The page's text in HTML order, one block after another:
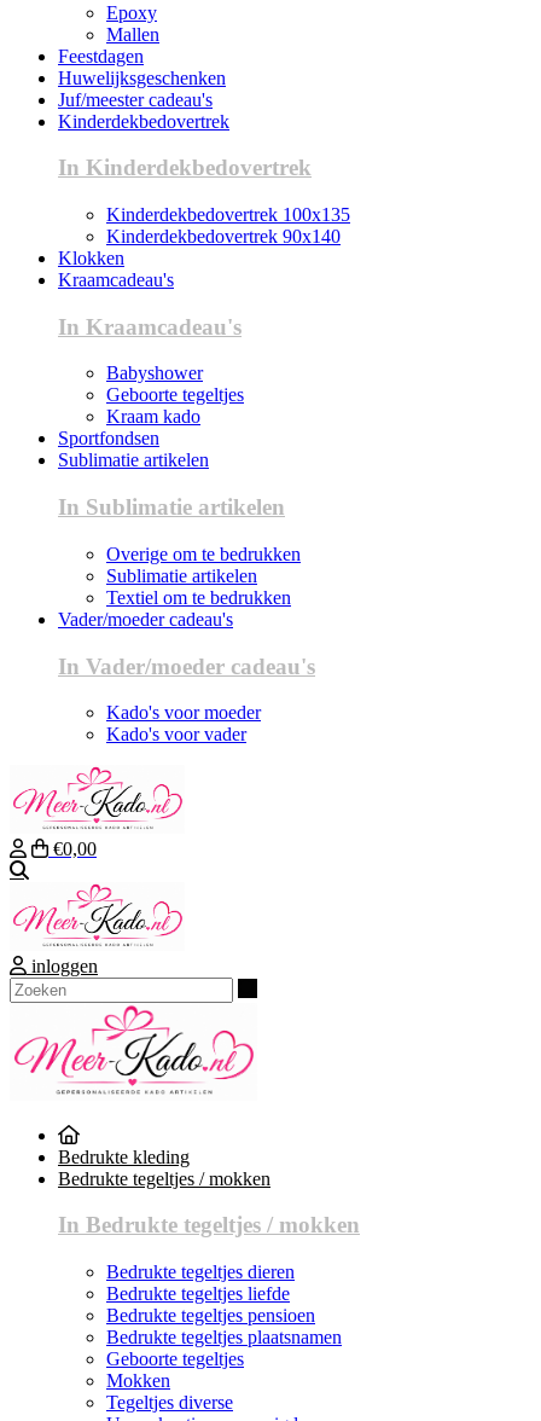
Epoxy
Mallen
Feestdagen
Huwelijksgeschenken
Juf/meester cadeau's
Kinderdekbedovertrek
In Kinderdekbedovertrek
Kinderdekbedovertrek 100x135
Kinderdekbedovertrek 90x140
Klokken
Kraamcadeau's
In Kraamcadeau's
Babyshower
Geboorte tegeltjes
Kraam kado
Sportfondsen
Sublimatie artikelen
In Sublimatie artikelen
Overige om te bedrukken
Sublimatie artikelen
Textiel om te bedrukken
Vader/moeder cadeau's
In Vader/moeder cadeau's
Kado's voor moeder
Kado's voor vader
€0,00
inloggen
Bedrukte kleding
Bedrukte tegeltjes / mokken
In Bedrukte tegeltjes / mokken
Bedrukte tegeltjes dieren
Bedrukte tegeltjes liefde
Bedrukte tegeltjes pensioen
Bedrukte tegeltjes plaatsnamen
Geboorte tegeltjes
Mokken
Tegeltjes diverse